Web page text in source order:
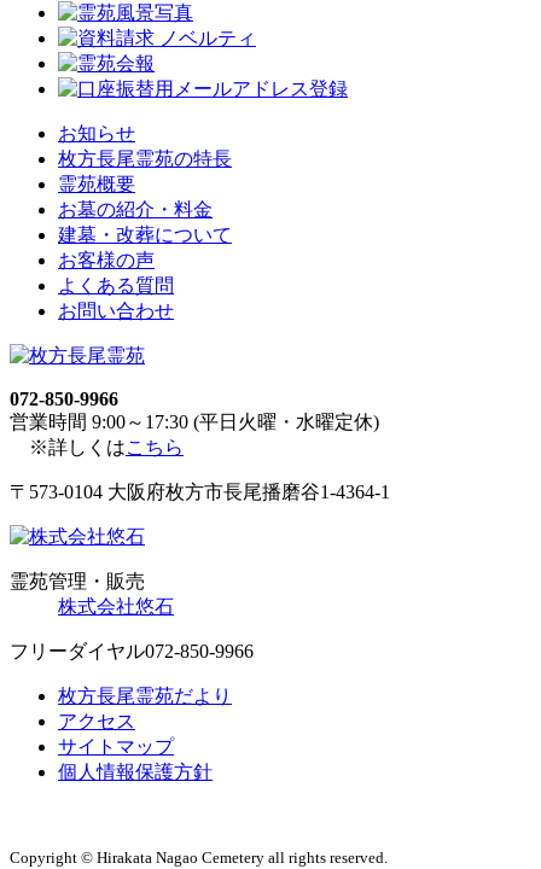
お知らせ
枚方長尾霊苑の特長
霊苑概要
お墓の紹介・料金
建墓・改葬について
お客様の声
よくある質問
お問い合わせ
072-850-9966
営業時間 9:00～17:30 (平日火曜・水曜定休)
※詳しくはこちら
〒573-0104 大阪府枚方市長尾播磨谷1-4364-1
霊苑管理・販売
株式会社悠石
フリーダイヤル072-850-9966
枚方長尾霊苑だより
アクセス
サイトマップ
個人情報保護方針
Copyright © Hirakata Nagao Cemetery all rights reserved.